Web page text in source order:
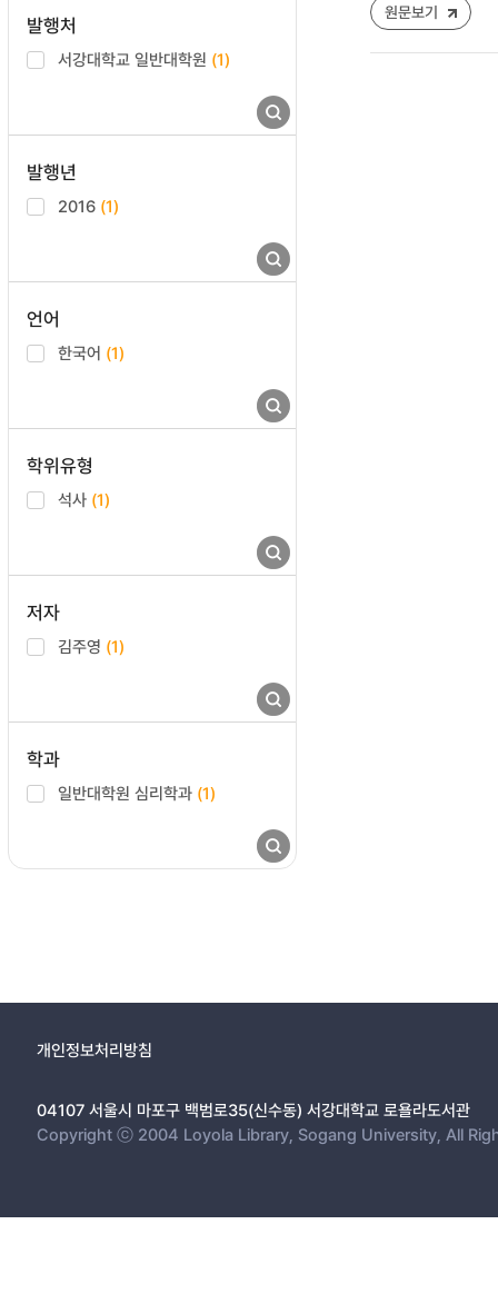
발행처
서강대학교 일반대학원 (1)
발행년
2016 (1)
언어
한국어 (1)
학위유형
석사 (1)
저자
김주영 (1)
학과
일반대학원 심리학과 (1)
원문보기
개인정보처리방침
04107 서울시 마포구 백범로35(신수동) 서강대학교 로욜라도서관
Copyright ⓒ 2004 Loyola Library, Sogang University, All